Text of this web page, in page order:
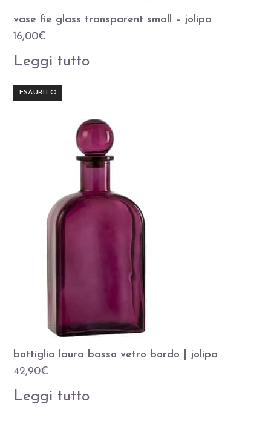
vase fie glass transparent small – jolipa
16,00€
Leggi tutto
ESAURITO
bottiglia laura basso vetro bordo | jolipa
42,90€
Leggi tutto